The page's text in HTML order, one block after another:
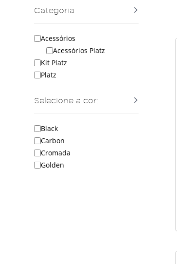
Categoria
Acessórios
Acessórios Platz
Kit Platz
Platz
Selecione a cor:
Black
Carbon
Cromada
Golden